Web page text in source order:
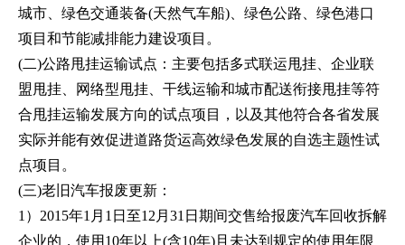
城市、绿色交通装备(天然气车船)、绿色公路、绿色港口
项目和节能减排能力建设项目。
(二)公路甩挂运输试点：主要包括多式联运甩挂、企业联
盟甩挂、网络型甩挂、干线运输和城市配送衔接甩挂等符
合甩挂运输发展方向的试点项目，以及其他符合各省发展
实际并能有效促进道路货运高效绿色发展的自选主题性试
点项目。
(三)老旧汽车报废更新：
1）2015年1月1日至12月31日期间交售给报废汽车回收拆解
企业的，使用10年以上(含10年)且未达到规定的使用年限